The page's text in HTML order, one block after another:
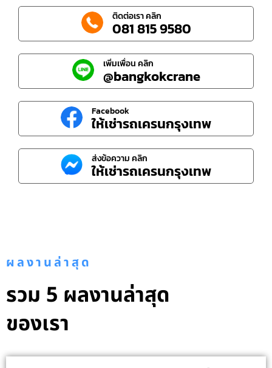
ติดต่อเรา คลิก
081 815 9580
เพิ่มเพื่อน คลิก
@bangkokcrane
Facebook
ให้เช่ารถเครนกรุงเทพ
ส่งข้อความ คลิก
ให้เช่ารถเครนกรุงเทพ
ผลงานล่าสุด
รวม 5 ผลงานล่าสุด
ของเรา